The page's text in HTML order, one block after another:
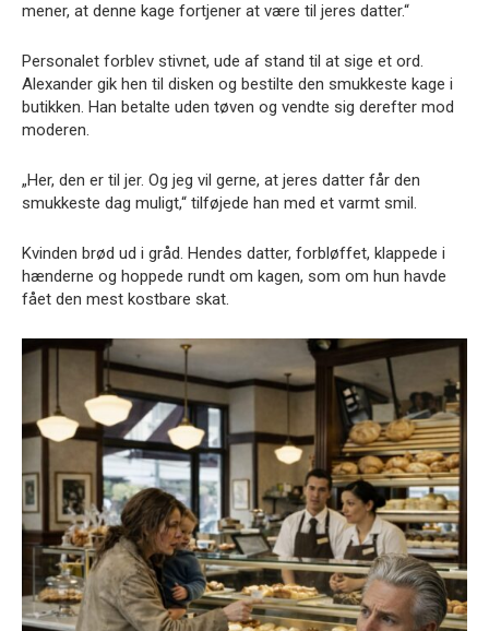
mener, at denne kage fortjener at være til jeres datter.“
Personalet forblev stivnet, ude af stand til at sige et ord.
Alexander gik hen til disken og bestilte den smukkeste kage i
butikken. Han betalte uden tøven og vendte sig derefter mod
moderen.
„Her, den er til jer. Og jeg vil gerne, at jeres datter får den
smukkeste dag muligt,“ tilføjede han med et varmt smil.
Kvinden brød ud i gråd. Hendes datter, forbløffet, klappede i
hænderne og hoppede rundt om kagen, som om hun havde
fået den mest kostbare skat.